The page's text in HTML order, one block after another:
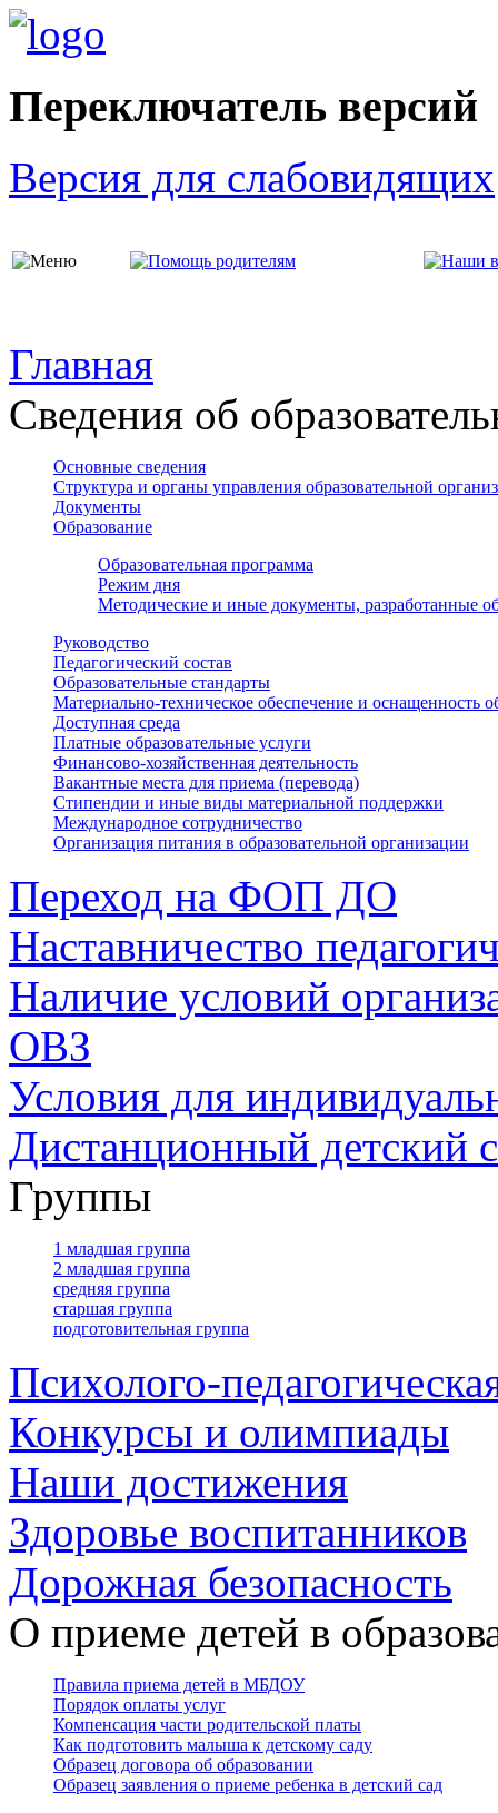
Переключатель версий
Версия для слабовидящих
Главная
Сведения об
Основные сведения
Структура и органы управления образовательной
Документы
Образование
Образовательная программа
Режим дня
Методические и иные документы, разработанные
Руководство
Педагогический состав
Образовательные стандарты
Материально-техническое обеспечение и оснащенность
Доступная среда
Платные образовательные услуги
Финансово-хозяйственная деятельность
Вакантные места для приема (перевода)
Стипендии и иные виды материальной поддержки
Международное сотрудничество
Организация питания в образовательной организации
Переход на ФОП ДО
Наставничество
Наличие условий
ОВЗ
Условия для
Дистанционный детский
Группы
1 младшая группа
2 младшая группа
средняя группа
старшая группа
подготовительная группа
Психолого-
Конкурсы и олимпиады
Наши достижения
Здоровье воспитанников
Дорожная безопасность
О приеме детей в
Правила приема детей в МБДОУ
Порядок оплаты услуг
Компенсация части родительской платы
Как подготовить малыша к детскому саду
Образец договора об образовании
Образец заявления о приеме ребенка в детский сад